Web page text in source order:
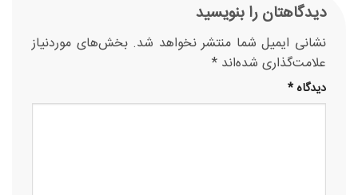
دیدگاهتان را بنویسید
نشانی ایمیل شما منتشر نخواهد شد. بخش‌های موردنیاز
علامت‌گذاری شده‌اند *
دیدگاه*